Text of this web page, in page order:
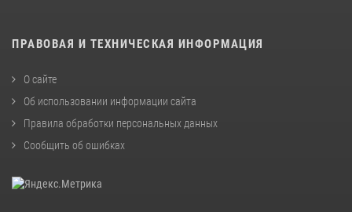
ПРАВОВАЯ И ТЕХНИЧЕСКАЯ ИНФОРМАЦИЯ
О сайте
Об использовании информации сайта
Правила обработки персональных данных
Сообщить об ошибках